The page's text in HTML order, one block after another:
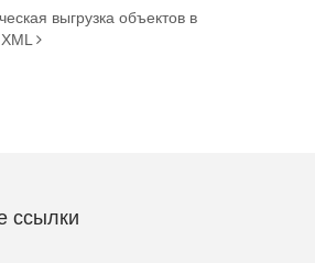
выгрузка объектов в
ссылки